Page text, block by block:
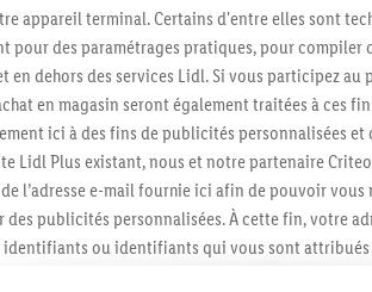
?
appareil terminal. Certains d'entre elles sont
pour des paramétrages pratiques, pour
en dehors des services Lidl. Si vous participez au
en magasin seront également traitées à ces
ici à des fins de publicités personnalisées
Lidl Plus existant, nous et notre partenaire
l’adresse e-mail fournie ici afin de pouvoir
publicités personnalisées. À cette fin, votre
identifiants ou identifiants qui vous sont attribués